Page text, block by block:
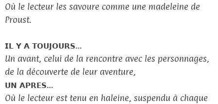
Où le lecteur les savoure comme une madeleine de
Proust.
𝗜𝗟 𝗬 𝗔 𝗧𝗢𝗨𝗝𝗢𝗨𝗥𝗦…
Un avant, celui de la rencontre avec les personnages,
de la découverte de leur aventure,
𝗨𝗡 𝗔𝗣𝗥𝗘𝗦…
Où le lecteur est tenu en haleine, suspendu à chaque